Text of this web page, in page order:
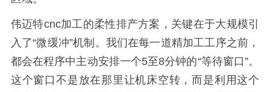
伟迈特cnc加工的柔性排产方案，关键在于大规模引
入了“微缓冲”机制。我们在每一道精加工工序之前，
都会在程序中主动安排一个5至8分钟的“等待窗口”。
这个窗口不是放在那里让机床空转，而是利用这个